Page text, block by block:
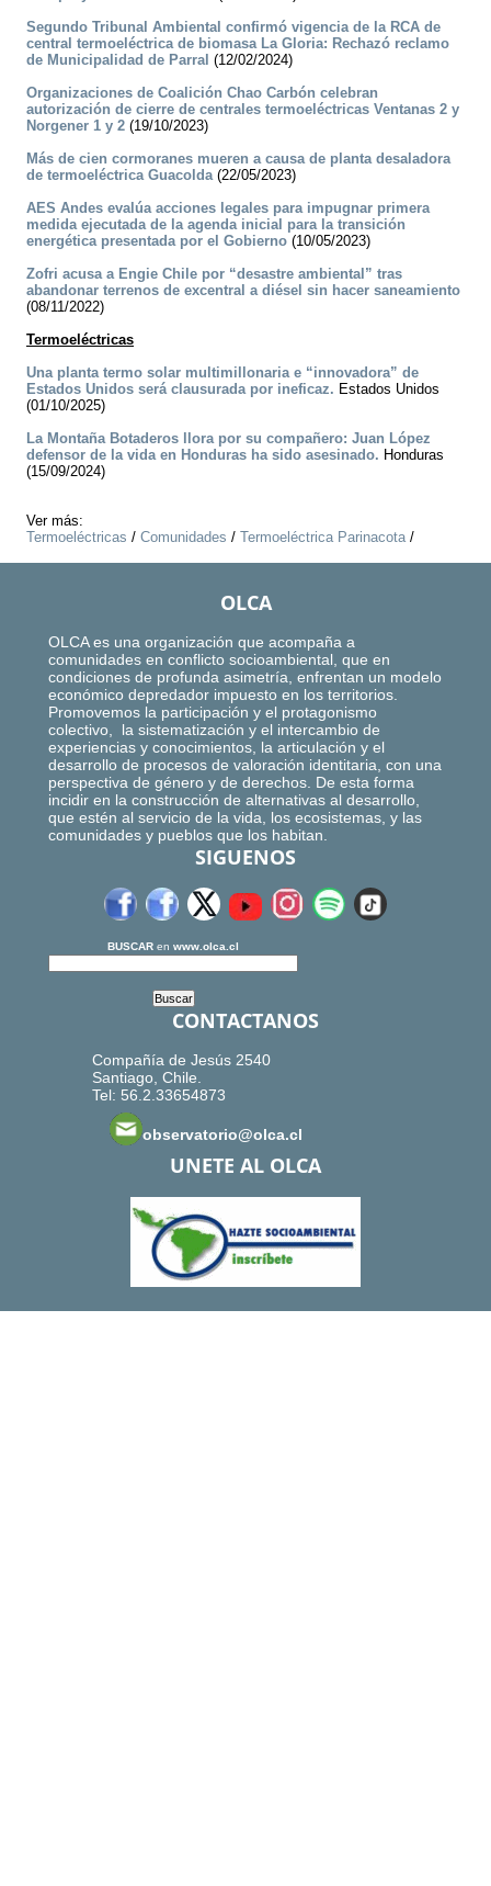
Segundo Tribunal Ambiental confirmó vigencia de la RCA de
central termoeléctrica de biomasa La Gloria: Rechazó reclamo
de Municipalidad de Parral (12/02/2024)
Organizaciones de Coalición Chao Carbón celebran
autorización de cierre de centrales termoeléctricas Ventanas 2 y
Norgener 1 y 2 (19/10/2023)
Más de cien cormoranes mueren a causa de planta desaladora
de termoeléctrica Guacolda(22/05/2023)
AES Andes evalúa acciones legales para impugnar primera
medida ejecutada de la agenda inicial para la transición
energética presentada por el Gobierno (10/05/2023)
Zofri acusa a Engie Chile por “desastre ambiental” tras
abandonar terrenos de excentral a diésel sin hacer saneamiento
(08/11/2022)
Termoeléctricas
Una planta termo solar multimillonaria e “innovadora” de
Estados Unidos será clausurada por ineficaz. Estados Unidos
(01/10/2025)
La Montaña Botaderos llora por su compañero: Juan López
defensor de la vida en Honduras ha sido asesinado. Honduras
(15/09/2024)
Ver más:
Termoeléctricas / Comunidades / Termoeléctrica Parinacota/
OLCA
OLCA es una organización que acompaña a
comunidades en conflicto socioambiental, que en
condiciones de profunda asimetría, enfrentan un modelo
económico depredador impuesto en los territorios.
Promovemos la participación y el protagonismo
colectivo, la sistematización y el intercambio de
experiencias y conocimientos, la articulación y el
desarrollo de procesos de valoración identitaria, con una
perspectiva de género y de derechos. De esta forma
incidir en la construcción de alternativas al desarrollo,
que estén al servicio de la vida, los ecosistemas, y las
comunidades y pueblos que los habitan.
SIGUENOS
BUSCAR en www.olca.cl
CONTACTANOS
Compañía de Jesús 2540
Santiago, Chile.
Tel: 56.2.33654873
observatorio@olca.cl
UNETE AL OLCA